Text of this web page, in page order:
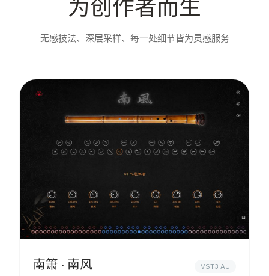
无感技法、深层采样、每一处细节皆为灵感服务
南箫 · 南风 VST3 AU